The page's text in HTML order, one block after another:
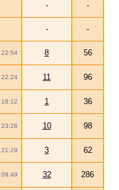
- -
- -
22:54 8 56
22:24 11 96
18:12 1 36
23:26 10 98
21:29 3 62
09:49 32 286